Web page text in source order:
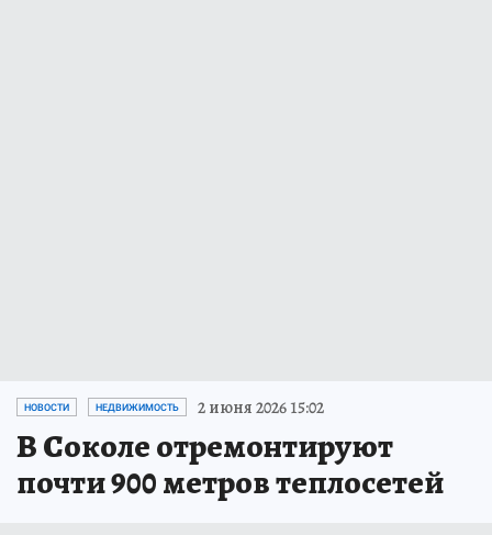
НОВОСТИ НЕДВИЖИМОСТЬ 2 июня 2026 15:02
В Соколе отремонтируют
почти 900 метров теплосетей